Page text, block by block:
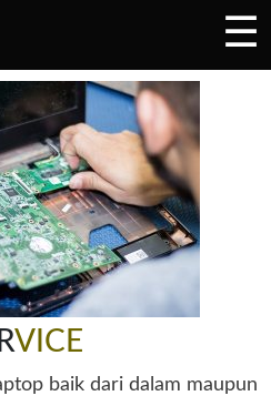
☰
×
VICE
baik dari dalam maupun